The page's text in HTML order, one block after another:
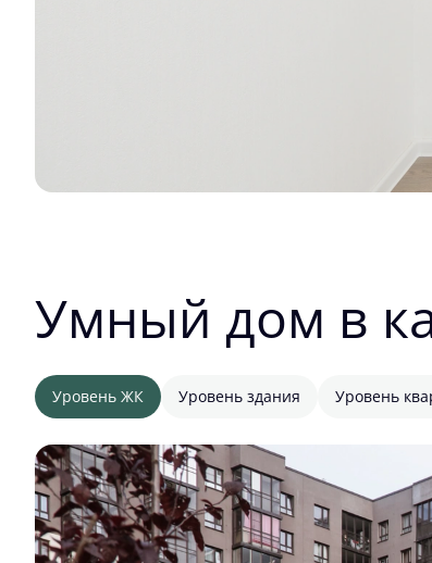
Умный дом в
Уровень ЖК Уровень здания Уровень